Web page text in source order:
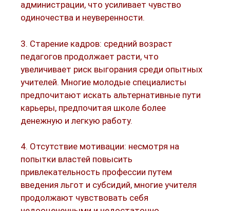
администрации, что усиливает чувство
одиночества и неуверенности.​
3. Старение кадров: средний возраст
педагогов продолжает расти, что
увеличивает риск выгорания среди опытных
учителей. Многие молодые специалисты
предпочитают искать альтернативные пути
карьеры, предпочитая школе более
денежную и легкую работу.​
4. Отсутствие мотивации: несмотря на
попытки властей повысить
привлекательность профессии путем
введения льгот и субсидий, многие учителя
продолжают чувствовать себя